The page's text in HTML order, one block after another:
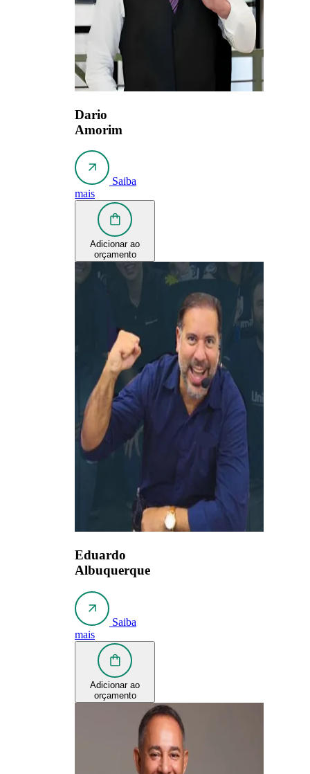
Dario
Amorim
Saiba
mais
Adicionar ao
orçamento
Eduardo
Albuquerque
Saiba
mais
Adicionar ao
orçamento